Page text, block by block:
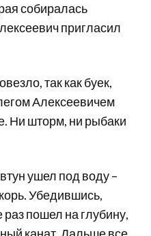
собиралась
пригласил
так как буек,
Алексеевичем
Ни шторм, ни рыбаки
ушел под воду –
Убедившись,
раз пошел на глубину,